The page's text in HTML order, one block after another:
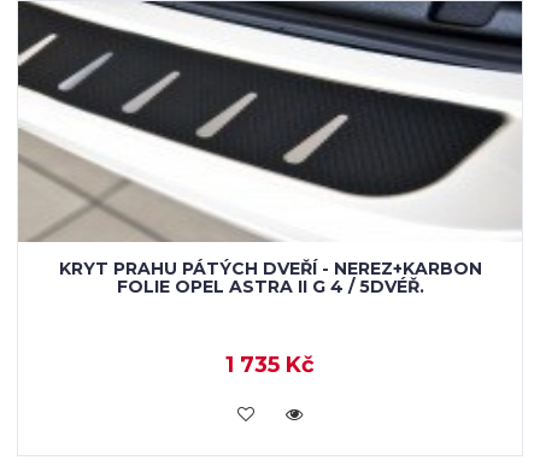
KRYT PRAHU PÁTÝCH DVEŘÍ - NEREZ+KARBON
FOLIE OPEL ASTRA II G 4 / 5DVÉŘ.
1 735 Kč
KOUPIT